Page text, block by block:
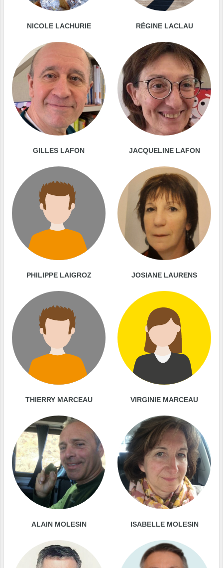
NICOLE LACHURIE RÉGINE LACLAU
GILLES LAFON JACQUELINE LAFON
PHILIPPE LAIGROZ JOSIANE LAURENS
THIERRY MARCEAU VIRGINIE MARCEAU
ALAIN MOLESIN ISABELLE MOLESIN